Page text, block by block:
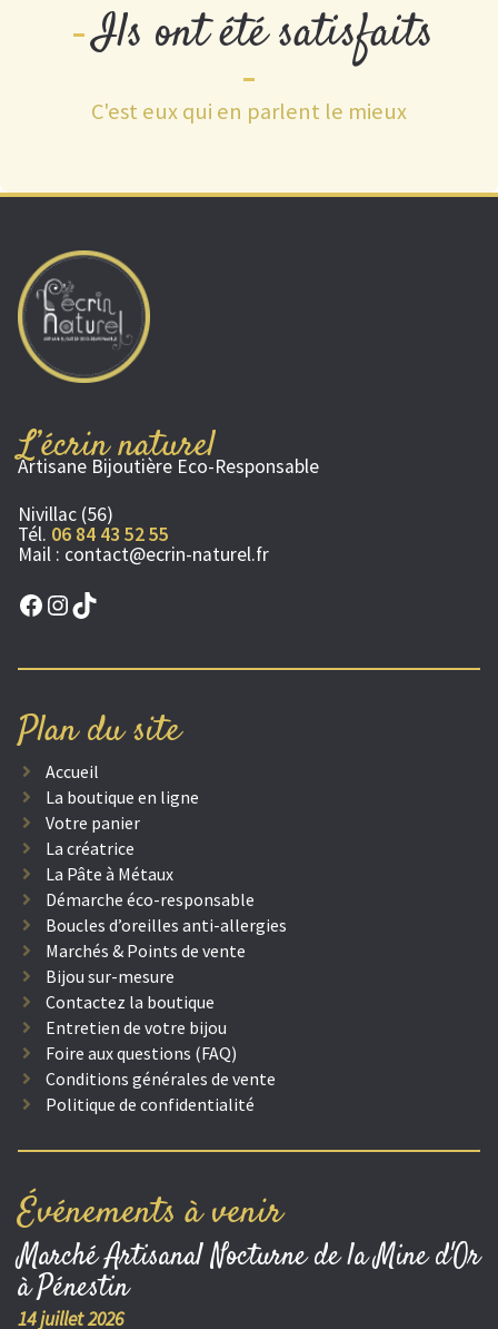
Ils ont été satisfaits
C'est eux qui en parlent le mieux
L’écrin naturel
Artisane Bijoutière Eco-Responsable
Nivillac (56)
Tél. 06 84 43 52 55
Mail : contact@ecrin-naturel.fr
Facebook
Instagram
TikTok
Plan du site
Accueil
La boutique en ligne
Votre panier
La créatrice
La Pâte à Métaux
Démarche éco-responsable
Boucles d’oreilles anti-allergies
Marchés & Points de vente
Bijou sur-mesure
Contactez la boutique
Entretien de votre bijou
Foire aux questions (FAQ)
Conditions générales de vente
Politique de confidentialité
Événements à venir
Marché Artisanal Nocturne de la Mine d'Or
à Pénestin
14 juillet 2026